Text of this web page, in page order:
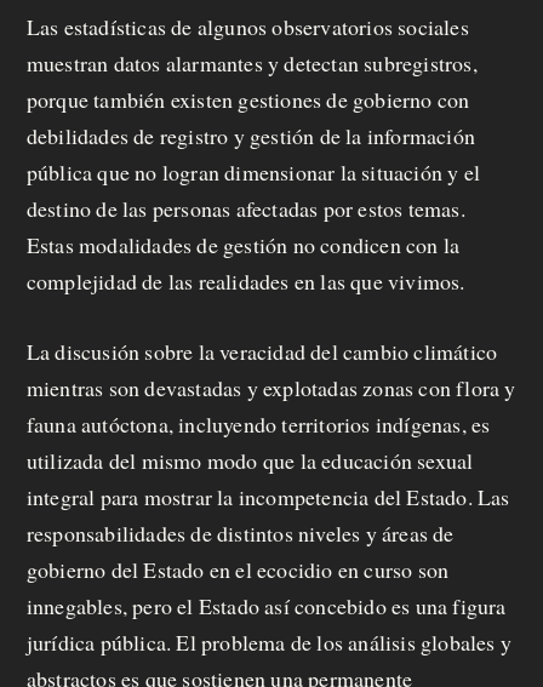
Las estadísticas de algunos observatorios sociales
muestran datos alarmantes y detectan subregistros,
porque también existen gestiones de gobierno con
debilidades de registro y gestión de la información
pública que no logran dimensionar la situación y el
destino de las personas afectadas por estos temas.
Estas modalidades de gestión no condicen con la
complejidad de las realidades en las que vivimos.
La discusión sobre la veracidad del cambio climático
mientras son devastadas y explotadas zonas con flora y
fauna autóctona, incluyendo territorios indígenas, es
utilizada del mismo modo que la educación sexual
integral para mostrar la incompetencia del Estado. Las
responsabilidades de distintos niveles y áreas de
gobierno del Estado en el ecocidio en curso son
innegables, pero el Estado así concebido es una figura
jurídica pública. El problema de los análisis globales y
abstractos es que sostienen una permanente